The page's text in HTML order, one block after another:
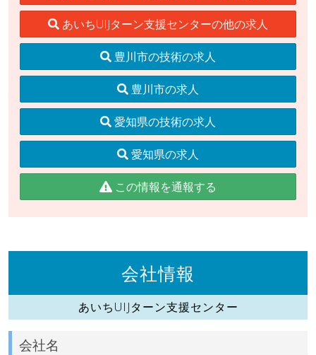
あいちUIJターン支援センターの他の求人
豊川市の技術の求人
豊川市の求人
愛知県の技術の求人
愛知県の求人
この情報を通報する
会社情報
あいちUIJターン支援センター
会社名